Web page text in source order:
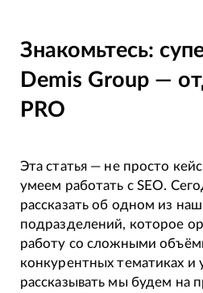
Знакомьтесь:
Demis Group —
PRO
Эта статья — не просто
умеем работать с SEO.
рассказать об одном из
подразделений, которое
работу со сложными
конкурентных тематиках и
рассказывать мы будем на